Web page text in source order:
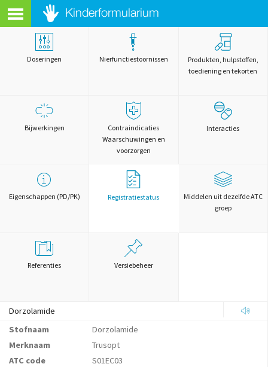
Doseringen Nierfunctiestoornissen
Produkten, hulpstoffen,
toediening en tekorten
Bijwerkingen
Contraindicaties
Waarschuwingen en
voorzorgen
Interacties
Eigenschappen (PD/PK) Registratiestatus
Middelen uit dezelfde ATC
groep
Referenties Versiebeheer
Dorzolamide
Stofnaam
Dorzolamide
Merknaam
Trusopt
ATC code
S01EC03